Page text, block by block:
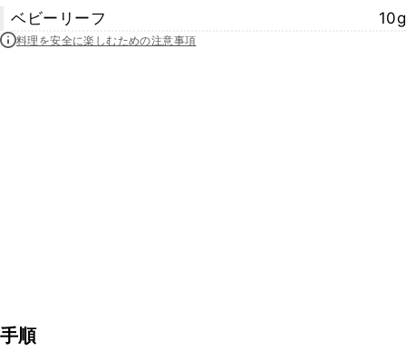
ベビーリーフ
10g
料理を安全に楽しむための注意事項
手順